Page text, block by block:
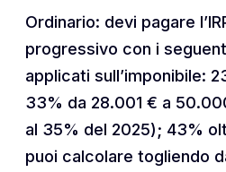
Ordinario: devi pagare
progressivo con i
applicati sull’imponibile:
33% da 28.001 € a
al 35% del 2025); 43%
puoi calcolare togliendo